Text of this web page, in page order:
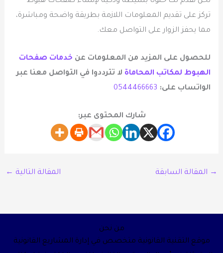
تركز على تقديم المعلومات اللازمة بطريقة واضحة ومباشرة،
مما يحفز الزوار على التواصل معك.
للحصول على المزيد من المعلومات عن خدمات صفحات
الهبوط لمكاتب المحاماة لا تترددوا في التواصل معنا عبر
الواتساب على: 0544466663
شارك المحتوى عبر:
→ المقالة السابقة المقالة التالية ←
من نحن
موقع التقنية القانونية متخصص في إدارة المشاريع القانونية